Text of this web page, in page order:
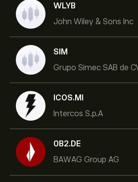
WLYB
John Wiley & Sons Inc
SIM
Grupo Simec SAB de
ICOS.MI
Intercos S.p.A
0B2.DE
BAWAG Group AG